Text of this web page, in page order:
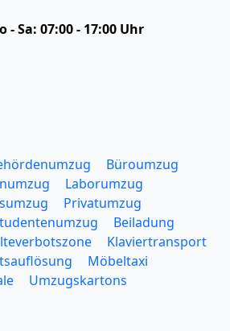
- Sa: 07:00 - 17:00 Uhr
Büroumzug
Laborumzug
Privatumzug
Beiladung
Klaviertransport
Möbeltaxi
Umzugskartons